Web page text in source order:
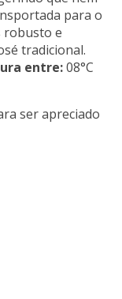
para o
robusto e
tradicional.
entre:08°C
ser apreciado